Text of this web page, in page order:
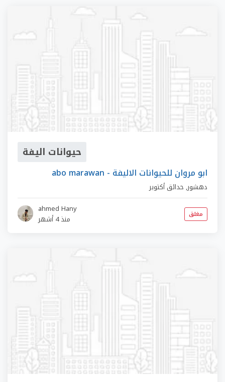
حيوانات اليفة
abo marawan - ابو مروان للحيوانات الاليفة
دهشور, حدائق أكتوبر
ahmed Hany
منذ 4 أشهر
مغلق